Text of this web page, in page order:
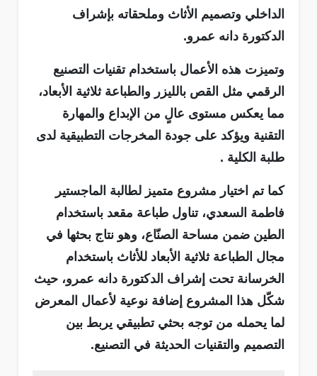
الداخلي وتصميم الأثاث وملحقاته بإشراف
الدكتورة دانه عمرو.
وتميزت هذه الأعمال باستخدام تقنيات التصنيع
الرقمي مثل القص بالليزر والطباعة ثلاثية الأبعاد،
مما يعكس مستوى عالٍ من الإبداع والمهارة
التقنية ويؤكد على جودة المخرجات التطبيقية لدى
طلبة الكلية .
كما تم اختيار مشروع متميز لطالبة الماجستير
فاطمة السعدي، تناول طباعة مقعد باستخدام
الطين ضمن مساحة الصنّاع، وهو نتاج بحثها في
مجال الطباعة ثلاثية الأبعاد للأثاث باستخدام
الخرسانة تحت إشراف الدكتورة دانه عمرو، حيث
شكّل هذا المشروع إضافة نوعية لأعمال المعرض
لما يحمله من توجه بحثي تطبيقي يربط بين
التصميم والتقنيات الحديثة في التصنيع.